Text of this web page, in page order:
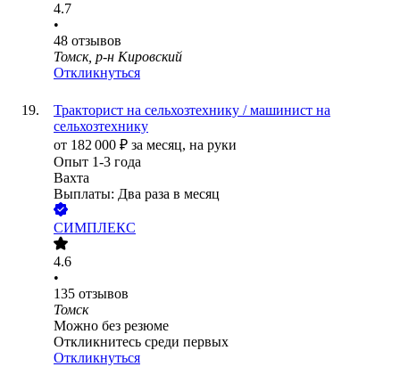
4.7
•
48 отзывов
Томск, р-н Кировский
Откликнуться
Тракторист на сельхозтехнику / машинист на
сельхозтехнику
от 182 000 ₽ за месяц, на руки
Опыт 1-3 года
Вахта
Выплаты: Два раза в месяц
СИМПЛЕКС
4.6
•
135 отзывов
Томск
Можно без резюме
Откликнитесь среди первых
Откликнуться